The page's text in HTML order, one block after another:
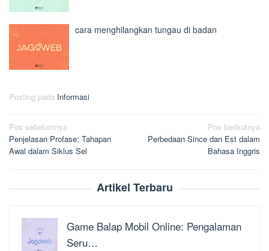
cara menghilangkan tungau di badan
Posting pada Informasi
Navigasi
pos
Pos sebelumnya
Penjelasan Profase: Tahapan
Awal dalam Siklus Sel
Pos berikutnya
Perbedaan Since dan Est dalam
Bahasa Inggris
Artikel Terbaru
Game Balap Mobil Online: Pengalaman
Seru…